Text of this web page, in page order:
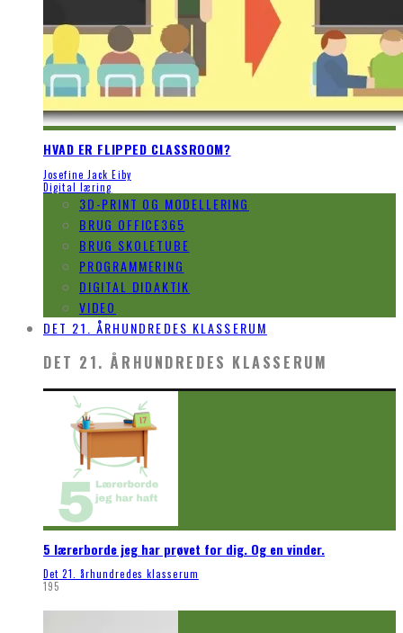
HVAD ER FLIPPED CLASSROOM?
Josefine Jack Eiby
Digital læring
3D-PRINT OG MODELLERING
BRUG OFFICE365
BRUG SKOLETUBE
PROGRAMMERING
DIGITAL DIDAKTIK
VIDEO
DET 21. ÅRHUNDREDES KLASSERUM
DET 21. ÅRHUNDREDES KLASSERUM
5 lærerborde jeg har prøvet for dig. Og en vinder.
Det 21. århundredes klasserum
195